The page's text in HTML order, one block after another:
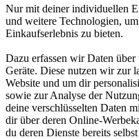
Nur mit deiner individuellen
und weitere Technologien,
Einkaufserlebnis zu bieten.
Dazu erfassen wir Daten über
Geräte. Diese nutzen wir zur
Website und um dir
sowie zur Analyse der
deine verschlüsselten Daten
dir über deren Online-
du deren Dienste bereits